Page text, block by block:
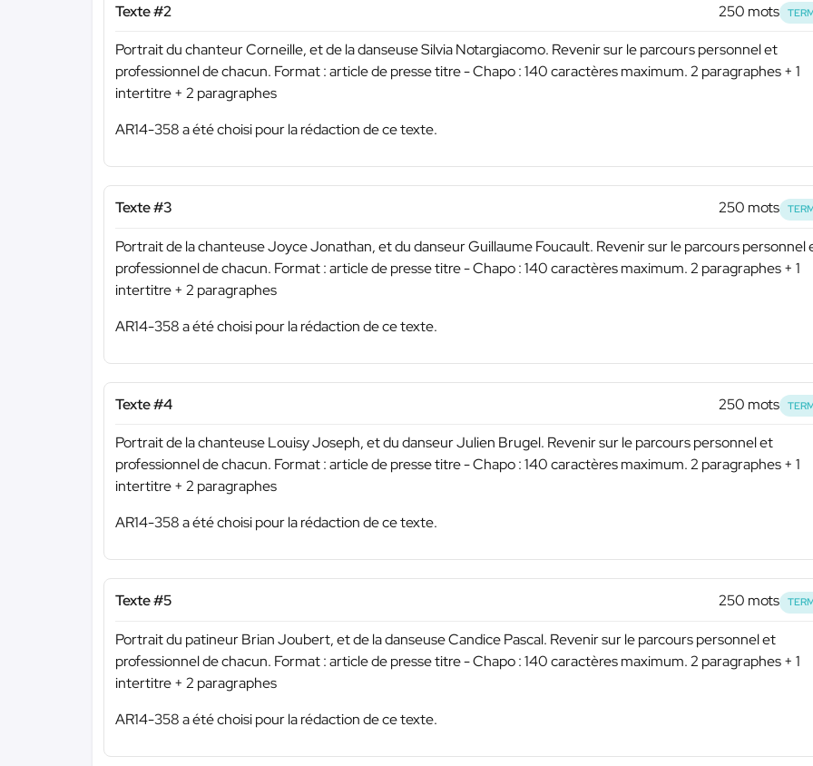
Texte #2 250 mots
Portrait du chanteur Corneille, et de la danseuse Silvia Notargiacomo. Revenir sur le parcours personnel et
professionnel de chacun. Format : article de presse titre - Chapo : 140 caractères maximum. 2 paragraphes + 1
intertitre + 2 paragraphes
AR14-358 a été choisi pour la rédaction de ce texte.
Texte #3 250 mots
Portrait de la chanteuse Joyce Jonathan, et du danseur Guillaume Foucault. Revenir sur le parcours personnel
professionnel de chacun. Format : article de presse titre - Chapo : 140 caractères maximum. 2 paragraphes + 1
intertitre + 2 paragraphes
AR14-358 a été choisi pour la rédaction de ce texte.
Texte #4 250 mots
Portrait de la chanteuse Louisy Joseph, et du danseur Julien Brugel. Revenir sur le parcours personnel et
professionnel de chacun. Format : article de presse titre - Chapo : 140 caractères maximum. 2 paragraphes + 1
intertitre + 2 paragraphes
AR14-358 a été choisi pour la rédaction de ce texte.
Texte #5 250 mots
Portrait du patineur Brian Joubert, et de la danseuse Candice Pascal. Revenir sur le parcours personnel et
professionnel de chacun. Format : article de presse titre - Chapo : 140 caractères maximum. 2 paragraphes + 1
intertitre + 2 paragraphes
AR14-358 a été choisi pour la rédaction de ce texte.